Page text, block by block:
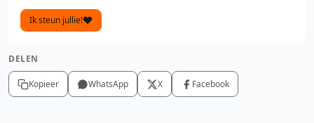
Ik steun jullie!
DELEN
Kopieer WhatsApp X Facebook